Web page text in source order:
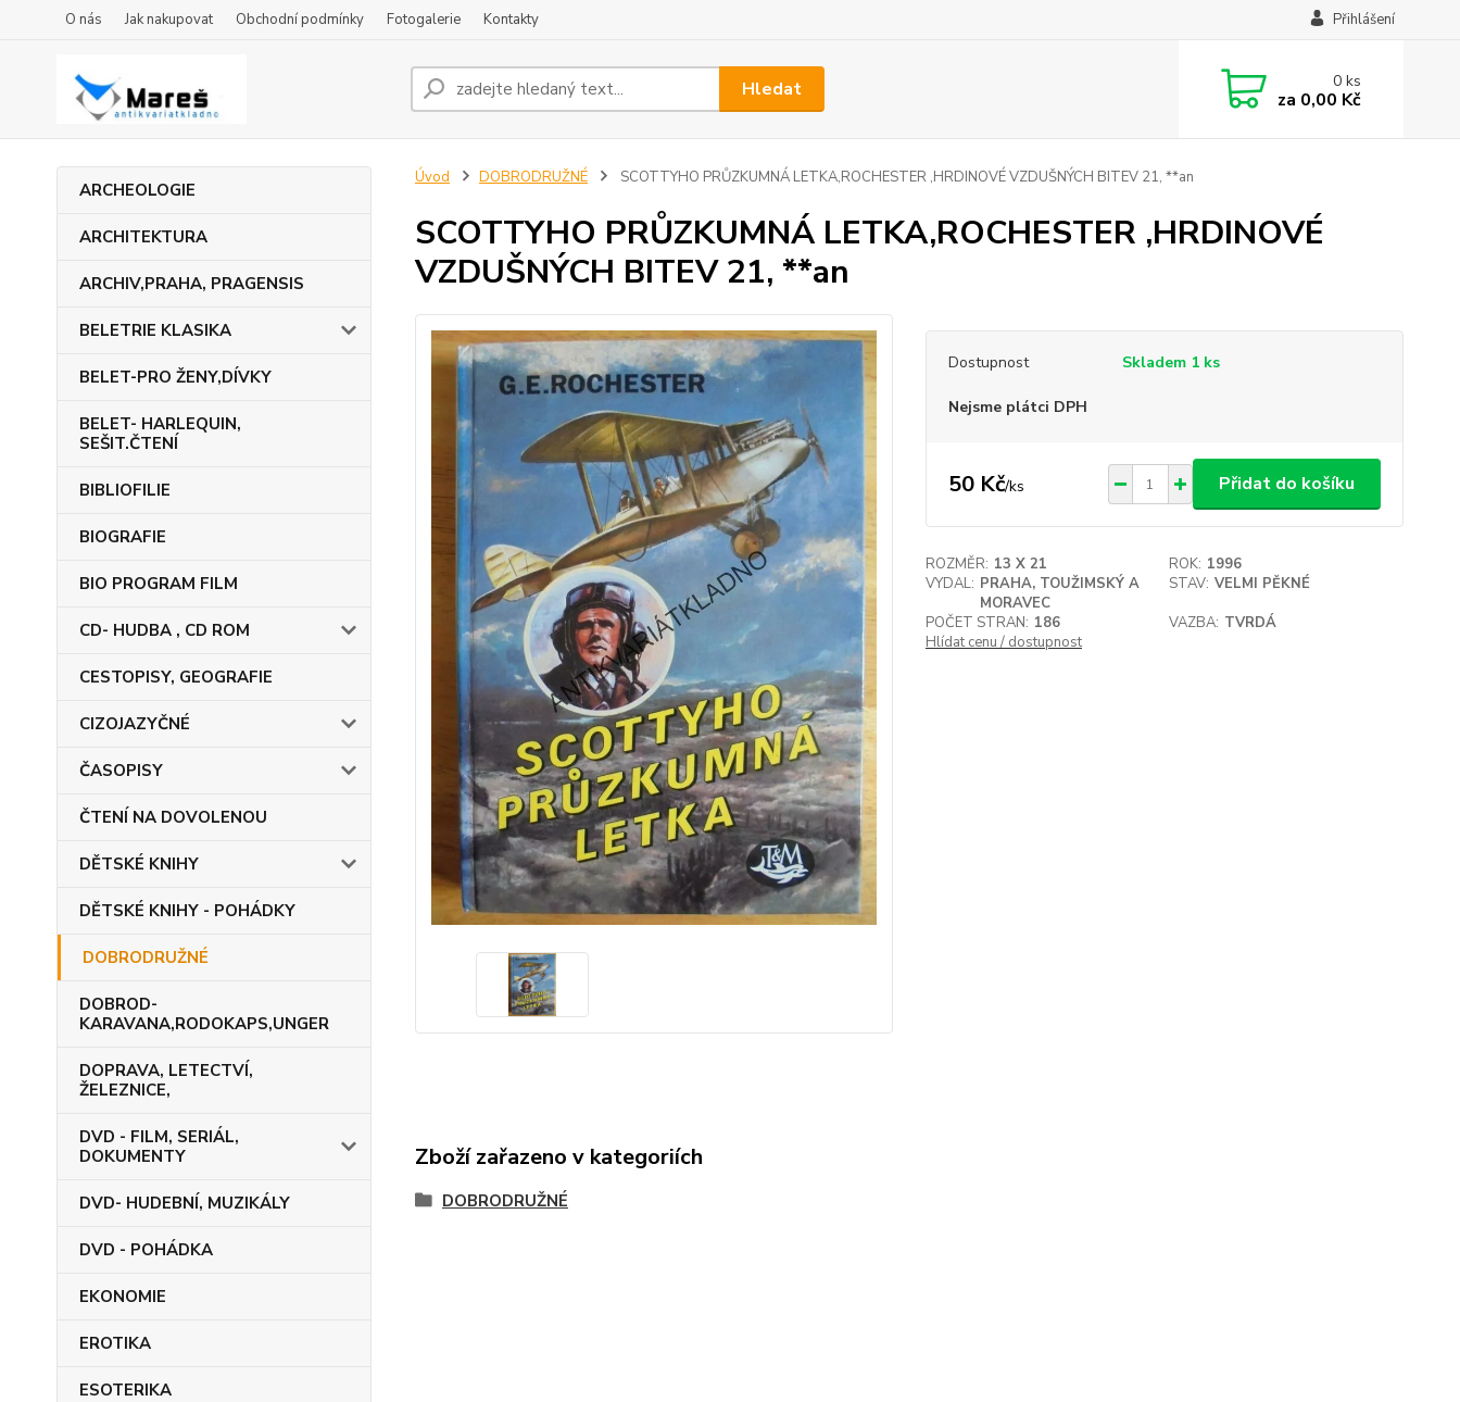
O nás Jak nakupovat Obchodní podmínky Fotogalerie Kontakty Přihlášení
Hledat 0ks
za 0,00 Kč
ARCHEOLOGIE
ARCHITEKTURA
ARCHIV,PRAHA, PRAGENSIS
BELETRIE KLASIKA
BELET-PRO ŽENY,DÍVKY
BELET- HARLEQUIN,
SEŠIT.ČTENÍ
BIBLIOFILIE
BIOGRAFIE
BIO PROGRAM FILM
CD- HUDBA , CD ROM
CESTOPISY, GEOGRAFIE
CIZOJAZYČNÉ
ČASOPISY
ČTENÍ NA DOVOLENOU
DĚTSKÉ KNIHY
DĚTSKÉ KNIHY - POHÁDKY
DOBRODRUŽNÉ
DOBROD-
KARAVANA,RODOKAPS,UNGER
DOPRAVA, LETECTVÍ,
ŽELEZNICE,
DVD - FILM, SERIÁL,
DOKUMENTY
DVD- HUDEBNÍ, MUZIKÁLY
DVD - POHÁDKA
EKONOMIE
EROTIKA
ESOTERIKA
Úvod DOBRODRUŽNÉ SCOTTYHO PRŮZKUMNÁ LETKA,ROCHESTER ,HRDINOVÉ VZDUŠNÝCH BITEV 21, **an
SCOTTYHO PRŮZKUMNÁ LETKA,ROCHESTER ,HRDINOVÉ
VZDUŠNÝCH BITEV 21, **an
Dostupnost Skladem 1 ks
Nejsme plátci DPH
50 Kč/ks Přidat do košíku
ROZMĚR: 13 X 21 ROK: 1996
VYDAL: PRAHA, TOUŽIMSKÝ A
MORAVEC
STAV: VELMI PĚKNÉ
POČET STRAN: 186 VAZBA: TVRDÁ
Hlídat cenu / dostupnost
Zboží zařazeno v kategoriích
DOBRODRUŽNÉ